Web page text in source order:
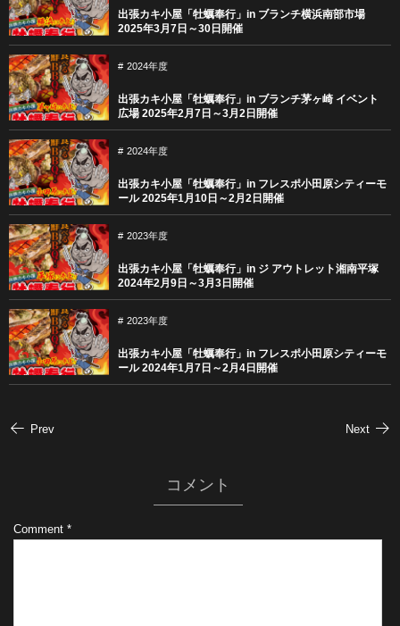
出張カキ小屋「牡蠣奉行」in ブランチ横浜南部市場
2025年3月7日～30日開催
2024年度
出張カキ小屋「牡蠣奉行」in ブランチ茅ヶ崎 イベント
広場 2025年2月7日～3月2日開催
2024年度
出張カキ小屋「牡蠣奉行」in フレスポ小田原シティーモ
ール 2025年1月10日～2月2日開催
2023年度
出張カキ小屋「牡蠣奉行」in ジ アウトレット湘南平塚
2024年2月9日～3月3日開催
2023年度
出張カキ小屋「牡蠣奉行」in フレスポ小田原シティーモ
ール 2024年1月7日～2月4日開催
Prev Next
コメント
Comment *